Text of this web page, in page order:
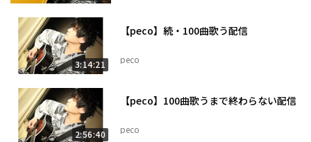
3:14:21
【peco】続・100曲歌う配信
peco
2:56:40
【peco】100曲歌うまで終わらない配信
peco